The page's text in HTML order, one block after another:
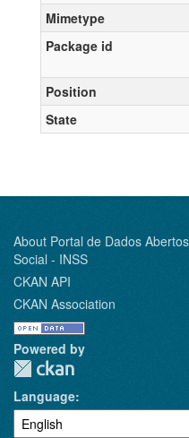
Mimetype
Package id
Position
State
About Portal de Dados
Social - INSS
CKAN API
CKAN Association
Powered by
Language